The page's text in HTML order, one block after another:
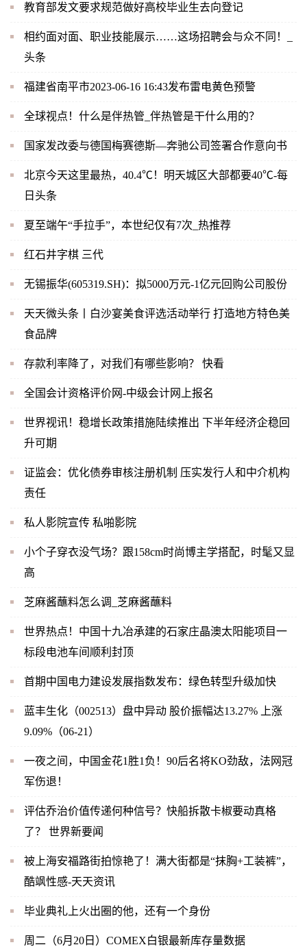
教育部发文要求规范做好高校毕业生去向登记
相约面对面、职业技能展示……这场招聘会与众不同！_
头条
福建省南平市2023-06-16 16:43发布雷电黄色预警
全球视点！什么是伴热管_伴热管是干什么用的？
国家发改委与德国梅赛德斯—奔驰公司签署合作意向书
北京今天这里最热，40.4℃！明天城区大部都要40℃-每
日头条
夏至端午“手拉手”，本世纪仅有7次_热推荐
红石井字棋 三代
无锡振华(605319.SH)：拟5000万元-1亿元回购公司股份
天天微头条丨白沙宴美食评选活动举行 打造地方特色美
食品牌
存款利率降了，对我们有哪些影响？ 快看
全国会计资格评价网-中级会计网上报名
世界视讯！稳增长政策措施陆续推出 下半年经济企稳回
升可期
证监会：优化债券审核注册机制 压实发行人和中介机构
责任
私人影院宣传 私啪影院
小个子穿衣没气场？跟158cm时尚博主学搭配，时髦又显
高
芝麻酱蘸料怎么调_芝麻酱蘸料
世界热点！中国十九冶承建的石家庄晶澳太阳能项目一
标段电池车间顺利封顶
首期中国电力建设发展指数发布：绿色转型升级加快
蓝丰生化（002513）盘中异动 股价振幅达13.27% 上涨
9.09%（06-21）
一夜之间，中国金花1胜1负！90后名将KO劲敌，法网冠
军伤退！
评估乔治价值传递何种信号？快船拆散卡椒要动真格
了？ 世界新要闻
被上海安福路街拍惊艳了！满大街都是“抹胸+工装裤”，
酷飒性感-天天资讯
毕业典礼上火出圈的他，还有一个身份
周二（6月20日）COMEX白银最新库存量数据